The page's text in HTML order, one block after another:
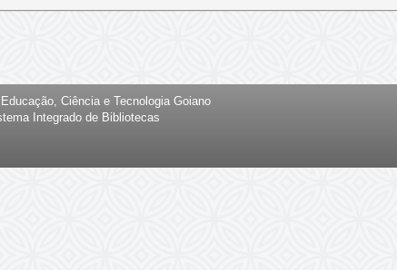
Ciência e Tecnologia Goiano
Integrado de Bibliotecas